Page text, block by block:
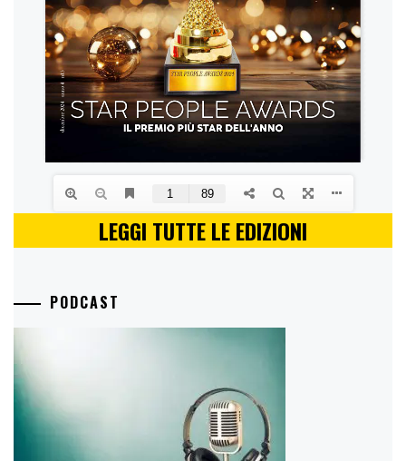
LEGGI TUTTE LE EDIZIONI
PODCAST